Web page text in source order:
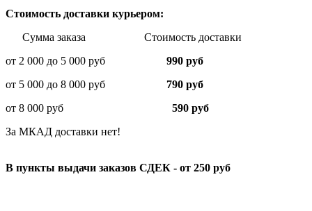
Стоимость доставки курьером:
Сумма заказа Стоимость доставки
от 2 000 до 5 000 руб
990 руб
от 5 000 до 8 000 руб 790 руб
от 8 000 руб 590 руб
За МКАД доставки нет!
В пункты выдачи заказов СДЕК - от 250 руб